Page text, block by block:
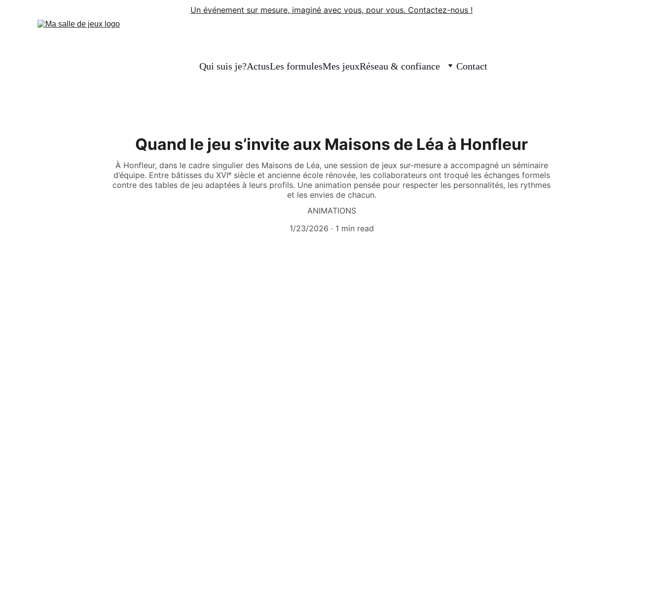
Un événement sur mesure, imaginé avec vous, pour vous. Contactez-nous !
Qui suis je?ActusLes formulesMes jeuxRéseau & confiance Contact
Quand le jeu s’invite aux Maisons de Léa à Honfleur
À Honfleur, dans le cadre singulier des Maisons de Léa, une session de jeux sur-mesure a accompagné un séminaire
d’équipe. Entre bâtisses du XVIᵉ siècle et ancienne école rénovée, les collaborateurs ont troqué les échanges formels
contre des tables de jeu adaptées à leurs profils. Une animation pensée pour respecter les personnalités, les rythmes
et les envies de chacun.
ANIMATIONS
1/23/2026
1 min read